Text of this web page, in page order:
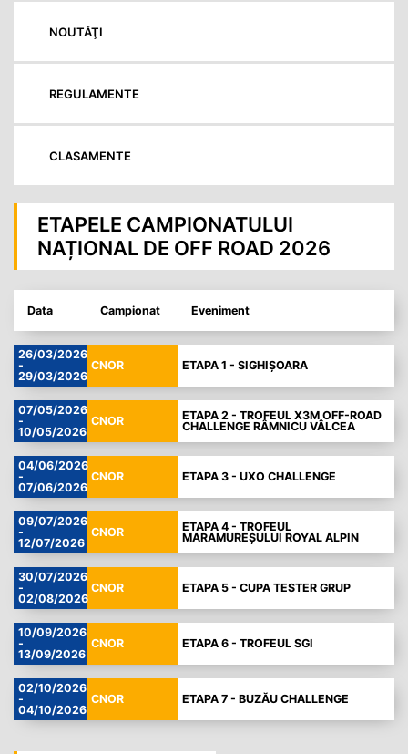
NOUTĂŢI
REGULAMENTE
CLASAMENTE
ETAPELE CAMPIONATULUI
NAȚIONAL DE OFF ROAD 2026
Data Campionat Eveniment
26/03/2026
-
29/03/2026
CNOR ETAPA 1 - SIGHIȘOARA
07/05/2026
-
10/05/2026
CNOR
ETAPA 2 - TROFEUL X3M OFF-ROAD
CHALLENGE RÂMNICU VÂLCEA
04/06/2026
-
07/06/2026
CNOR ETAPA 3 - UXO CHALLENGE
09/07/2026
-
12/07/2026
CNOR
ETAPA 4 - TROFEUL
MARAMUREȘULUI ROYAL ALPIN
30/07/2026
-
02/08/2026
CNOR ETAPA 5 - CUPA TESTER GRUP
10/09/2026
-
13/09/2026
CNOR ETAPA 6 - TROFEUL SGI
02/10/2026
-
04/10/2026
CNOR ETAPA 7 - BUZĂU CHALLENGE